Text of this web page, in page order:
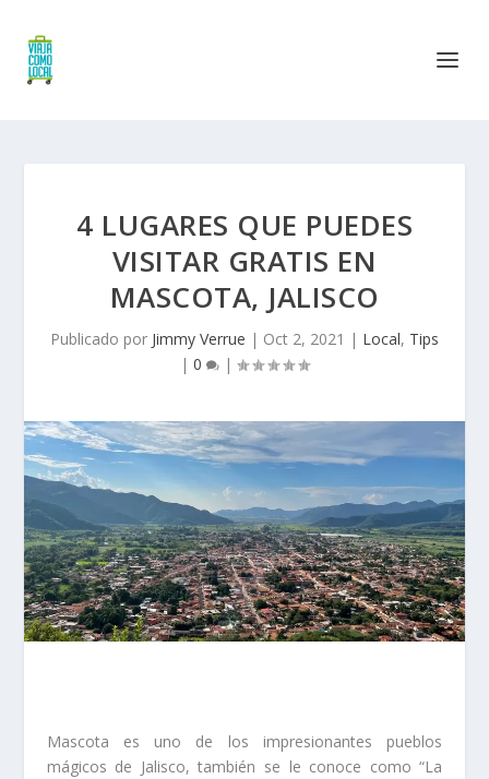
4 LUGARES QUE PUEDES
VISITAR GRATIS EN
MASCOTA, JALISCO
Publicado por Jimmy Verrue | Oct 2, 2021 | Local, Tips
| 0 |
Mascota es uno de los impresionantes pueblos
mágicos de Jalisco, también se le conoce como “La